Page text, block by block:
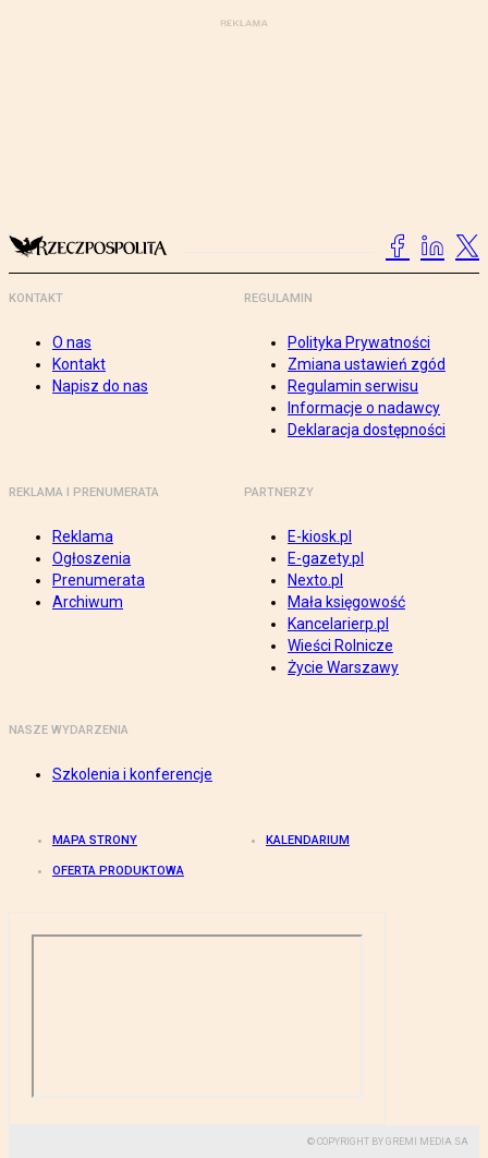
KONTAKT
O nas
Kontakt
Napisz do nas
REGULAMIN
Polityka Prywatności
Zmiana ustawień zgód
Regulamin serwisu
Informacje o nadawcy
Deklaracja dostępności
REKLAMA I PRENUMERATA
Reklama
Ogłoszenia
Prenumerata
Archiwum
PARTNERZY
E-kiosk.pl
E-gazety.pl
Nexto.pl
Mała księgowość
Kancelarierp.pl
Wieści Rolnicze
Życie Warszawy
NASZE WYDARZENIA
Szkolenia i konferencje
MAPA STRONY KALENDARIUM
OFERTA PRODUKTOWA
© COPYRIGHT BY GREMI MEDIA SA